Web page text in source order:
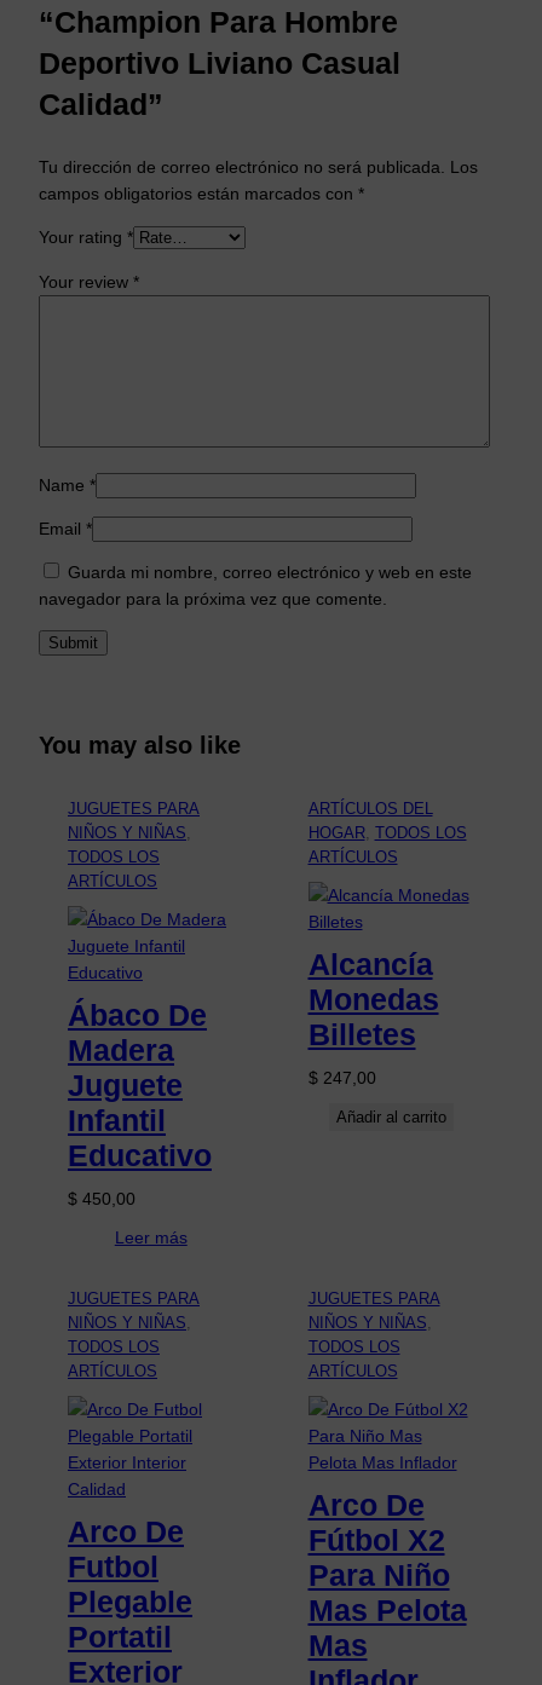
“Champion Para Hombre
Deportivo Liviano Casual
Calidad”
Tu dirección de correo electrónico no será publicada.
Los
campos obligatorios están marcados con *
Your rating *
Your review *
Name *
Email *
Guarda mi nombre, correo electrónico y web en este
navegador para la próxima vez que comente.
You may also like
JUGUETES PARA
NIÑOS Y NIÑAS
TODOS LOS
ARTÍCULOS
Ábaco De
Madera
Juguete
Infantil
Educativo
$ 450,00
Leer más
ARTÍCULOS DEL
HOGAR, TODOS LOS
ARTÍCULOS
Alcancía
Monedas
Billetes
$247,00
Añadir al carrito
JUGUETES PARA
NIÑOS Y NIÑAS
TODOS LOS
ARTÍCULOS
Arco De
Futbol
Plegable
Portatil
Exterior
JUGUETES PARA
NIÑOS Y NIÑAS
TODOS LOS
ARTÍCULOS
Arco De
Fútbol X2
Para Niño
Mas Pelota
Mas